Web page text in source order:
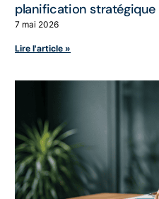
planification stratégique
7 mai 2026
Lire l'article »